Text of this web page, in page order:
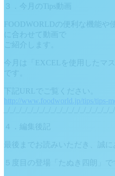
３．今月のTips動画
FOODWORLDの便利な機能や
に合わせて動画で
ご紹介します。
今月は「EXCELを使用したマ
です。
下記URLでご覧ください。
http://www.foodworld.jp/tips/tips-
４．編集後記
最後までお読みいただき、誠
５度目の登場「たぬき四朗」で